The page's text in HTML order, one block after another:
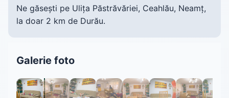
Ne găsești pe Ulița Păstrăvăriei, Ceahlău, Neamț,
la doar 2 km de Durău.
Galerie foto
1 / 24